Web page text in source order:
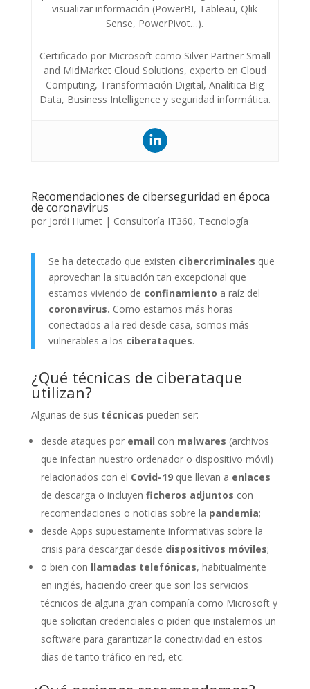
visualizar información (PowerBI, Tableau, Qlik
Sense, PowerPivot…).
Certificado por Microsoft como Silver Partner Small
and MidMarket Cloud Solutions, experto en Cloud
Computing, Transformación Digital, Analítica Big
Data, Business Intelligence y seguridad informática.
Recomendaciones de ciberseguridad en época
de coronavirus
por Jordi Humet| Consultoría IT360, Tecnología
Se ha detectado que existen cibercriminales que
aprovechan la situación tan excepcional que
estamos viviendo de confinamiento a raíz del
coronavirus. Como estamos más horas
conectados a la red desde casa, somos más
vulnerables a los ciberataques.
¿Qué técnicas de ciberataque
utilizan?
Algunas de sus técnicas pueden ser:
desde ataques por email con malwares (archivos
que infectan nuestro ordenador o dispositivo móvil)
relacionados con el Covid-19que llevan a enlaces
de descarga o incluyen ficheros adjuntos con
recomendaciones o noticias sobre la pandemia;
desde Apps supuestamente informativas sobre la
crisis para descargar desde dispositivos móviles;
o bien con llamadas telefónicas, habitualmente
en inglés, haciendo creer que son los servicios
técnicos de alguna gran compañía como Microsoft y
que solicitan credenciales o piden que instalemos un
software para garantizar la conectividad en estos
días de tanto tráfico en red, etc.